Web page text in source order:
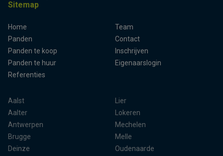
Sitemap
Home
Panden
Panden te koop
Panden te huur
Referenties
Team
Contact
Inschrijven
Eigenaarslogin
Aalst
Aalter
Antwerpen
Brugge
Deinze
Lier
Lokeren
Mechelen
Melle
Oudenaarde
Terug naar boven